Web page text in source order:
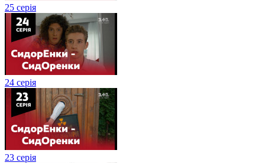
25 серія
24 серія
23 серія